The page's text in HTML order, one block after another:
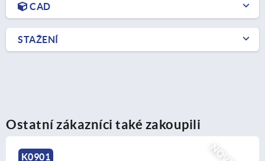
CAD
STAŽENÍ
Ostatní zákazníci také zakoupili